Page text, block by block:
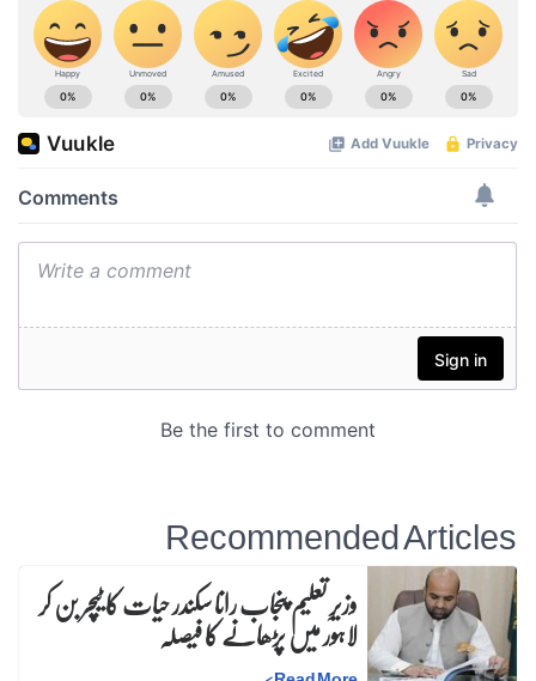
وزیرِ تعلیم پنجاب رانا سکندر حیات کا ٹیچر بن کر
لاہور میں پڑھانے کا فیصلہ